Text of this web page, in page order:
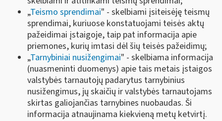
„Teismo sprendimai" - skelbiami įsiteisėję teismų
sprendimai, kuriuose konstatuojami teisės aktų
pažeidimai įstaigoje, taip pat informacija apie
priemones, kurių imtasi dėl šių teisės pažeidimų;
„Tarnybiniai nusižengimai" - skelbiama informacija
(nuasmeninti duomenys) apie tais metais įstaigos
valstybės tarnautojų padarytus tarnybinius
nusižengimus, jų skaičių ir valstybės tarnautojams
skirtas galiojančias tarnybines nuobaudas. Ši
informacija atnaujinama kiekvieną metų ketvirtį.